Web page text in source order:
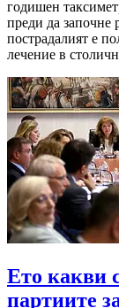
годишен
преди да
пострадалият е
лечение в
Ето какви
партиите